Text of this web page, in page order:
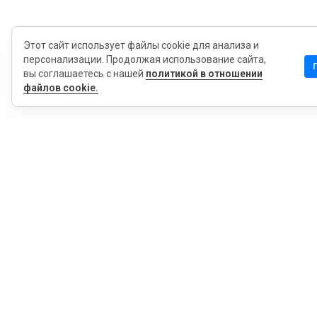
Этот сайт использует файлы cookie для анализа и
персонализации. Продолжая использование сайта,
вы соглашаетесь с нашей политикой в отношении
файлов cookie.